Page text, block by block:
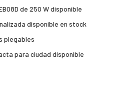
de 250 W disponible
disponible en stock
plegables
para ciudad disponible